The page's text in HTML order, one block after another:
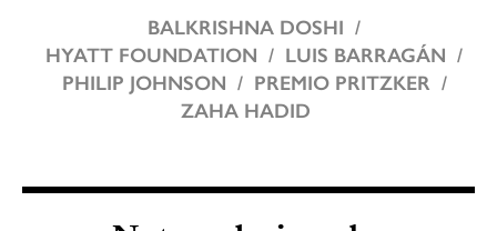
BALKRISHNA DOSHI
HYATT FOUNDATION
LUIS BARRAGÁN
PHILIP JOHNSON
PREMIO PRITZKER
ZAHA HADID